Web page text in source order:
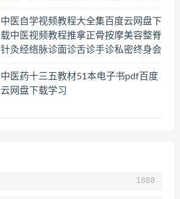
中医自学视频教程大全集百度云网盘下
载中医视频教程推拿正骨按摩美容整脊
针灸经络脉诊面诊舌诊手诊私密终身会
中医药十三五教材51本电子书pdf百度
云网盘下载学习
1888